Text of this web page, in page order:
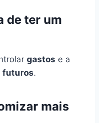
de ter um
gastos e a
futuros.
mais